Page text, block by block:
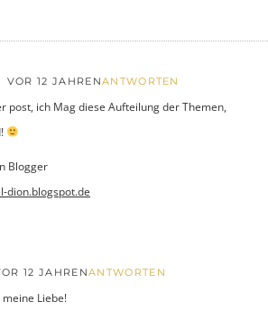
VOR 12 JAHRENANTWORTEN
post, ich Mag diese Aufteilung der Themen,
Blogger
dion.blogspot.de
12 JAHRENANTWORTEN
Liebe!